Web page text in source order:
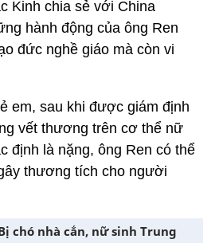
Kinh chia sẻ với China
hành động của ông Ren
đức nghề giáo mà còn vi
em, sau khi được giám định
vết thương trên cơ thể nữ
định là nặng, ông Ren có thể
thương tích cho người
chó nhà cắn, nữ sinh Trung